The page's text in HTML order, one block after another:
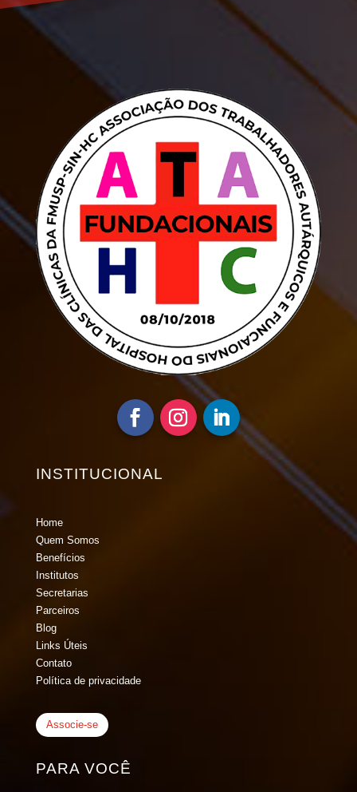
INSTITUCIONAL
Home
Quem Somos
Benefícios
Institutos
Secretarias
Parceiros
Blog
Links Úteis
Contato
Política de privacidade
Associe-se
PARA VOCÊ